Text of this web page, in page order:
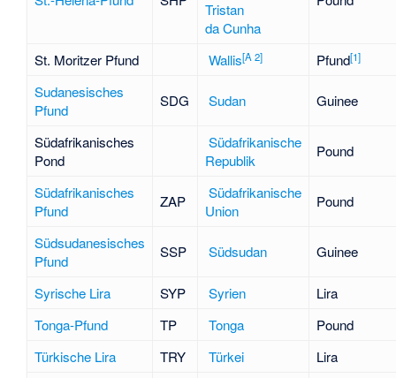
Tristan
da Cunha
St. Moritzer Pfund Wallis[A 2] Pfund[1]
Sudanesisches
Pfund
SDG Sudan Guinee
Südafrikanisches
Pond
Südafrikanische
Republik
Pound
Südafrikanisches
Pfund
ZAP
Südafrikanische
Union
Pound
Südsudanesisches
Pfund
SSP Südsudan Guinee
Syrische Lira SYP Syrien
Lira
Tonga-Pfund
TP Tonga
Pound
Türkische Lira
TRY Türkei
Lira